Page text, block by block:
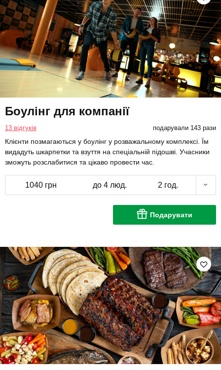
Боулінг для компанії
13 відгуків подарували 143 рази
Клієнти позмагаються у боулінг у розважальному комплексі. Їм
видадуть шкарпетки та взуття на спеціальній підошві. Учасники
зможуть розслабитися та цікаво провести час.
1040 грн до 4 люд. 2 год.
Подарувати